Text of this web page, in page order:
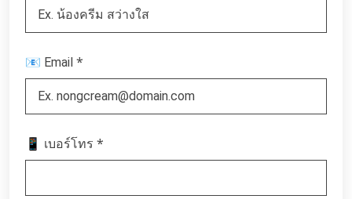
📧 Email *
📱 เบอร์โทร *